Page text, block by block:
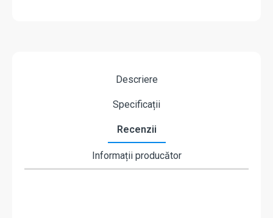
Descriere
Specificații
Recenzii
Informații producător